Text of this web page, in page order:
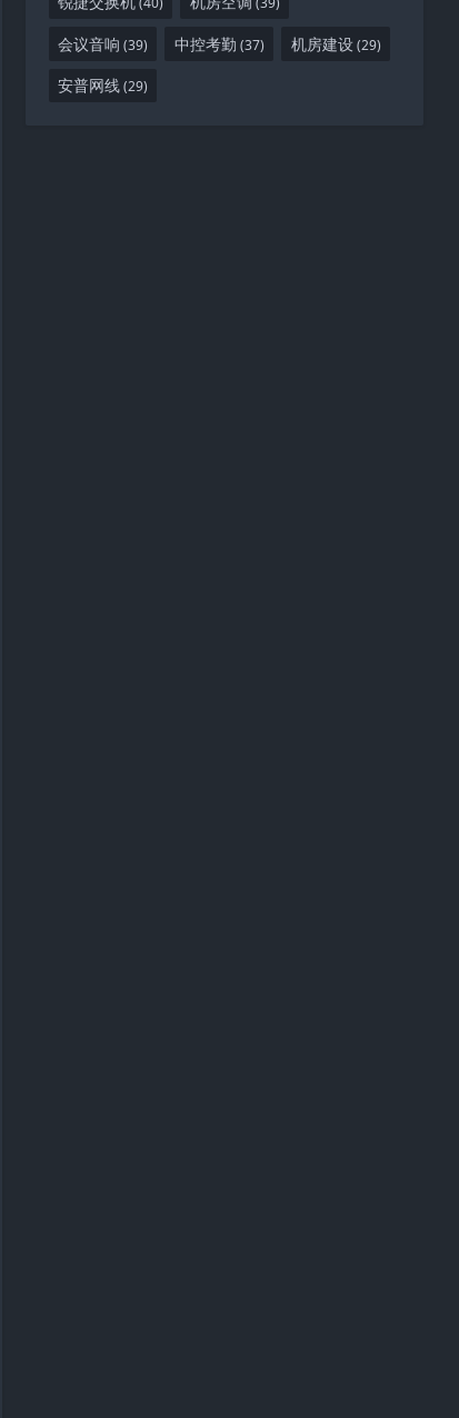
会议音响 (39) 中控考勤 (37) 机房建设(29)
安普网线(29)